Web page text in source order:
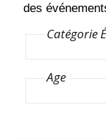
des
Catégorie
Age
26